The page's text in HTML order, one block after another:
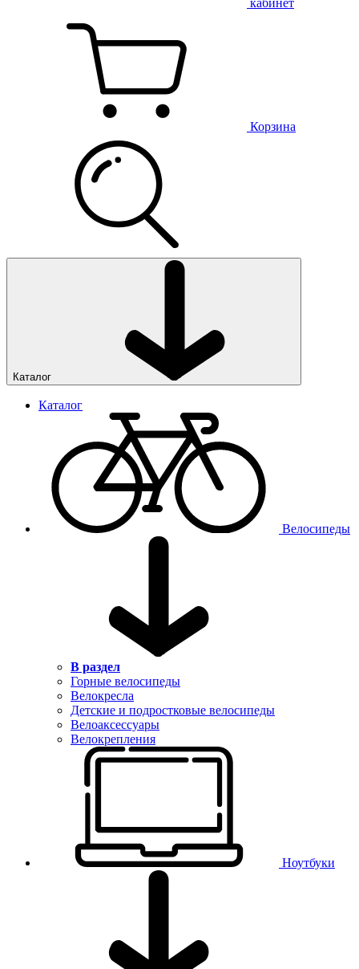
кабинет
Корзина
Каталог
Каталог
Велосипеды
В раздел
Горные велосипеды
Велокресла
Детские и подростковые велосипеды
Велоаксессуары
Велокрепления
Ноутбуки